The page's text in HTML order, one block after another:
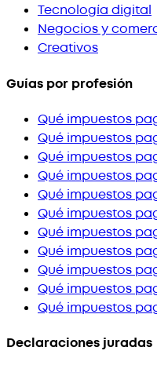
Tecnología digital
Negocios y
Creativos
Guías por profesión
Qué impuestos
Qué impuestos
Qué impuestos
Qué impuestos
Qué impuestos
Qué impuestos
Qué impuestos
Qué impuestos
Qué impuestos
Qué impuestos
Qué impuestos
Declaraciones juradas